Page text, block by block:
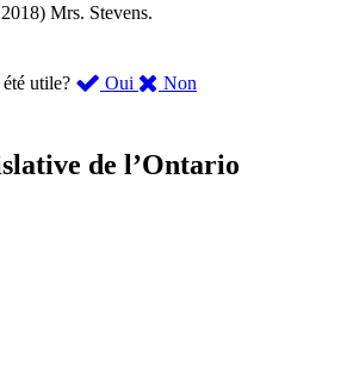
Mrs. Stevens.
utile? Oui ,
été
Non
m’a
de l’Ontario